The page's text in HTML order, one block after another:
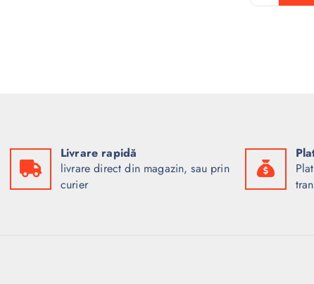
Livrare rapidă
livrare direct din magazin, sau prin
curier